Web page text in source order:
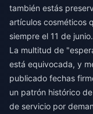
también estás
artículos cosméticos
siempre el 11 de junio.
La multitud de
está equivocada, y
publicado fechas
un patrón histórico
de servicio por